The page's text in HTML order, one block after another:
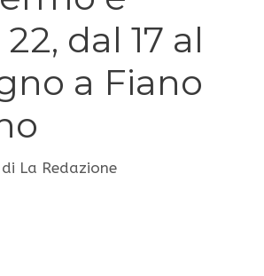
dal 17 al
a Fiano
di La Redazione